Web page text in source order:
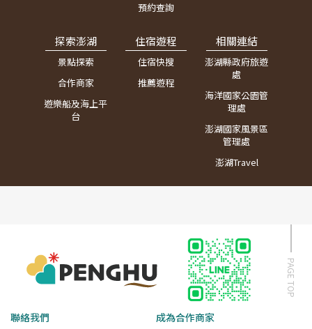
PAGE TOP
預約查詢
探索澎湖
景點探索
合作商家
遊樂船及海上平
台
住宿遊程
住宿快搜
推薦遊程
相關連結
澎湖縣政府旅遊
處
海洋國家公園管
理處
澎湖國家風景區
管理處
澎湖Travel
聯絡我們 成為合作商家